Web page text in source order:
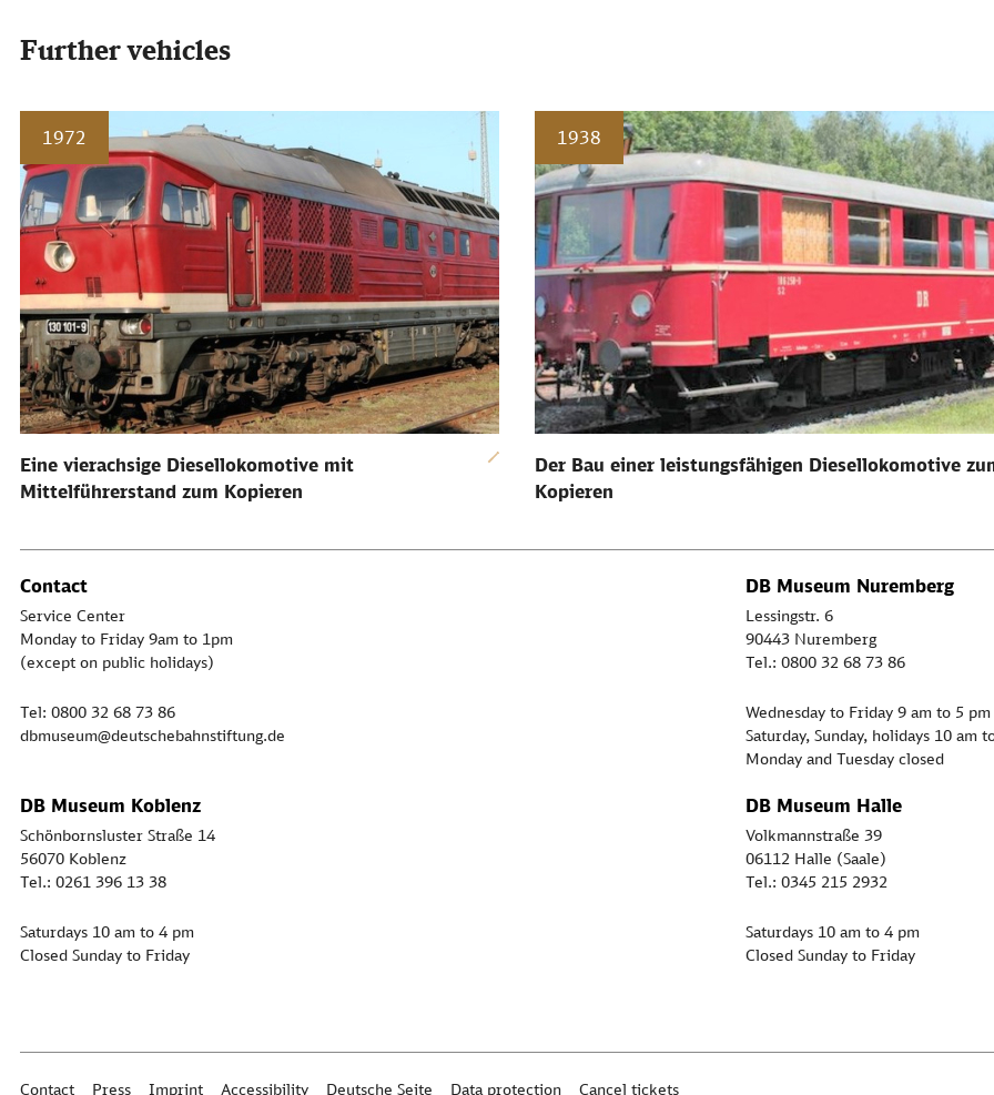
Further vehicles
1972
Eine vierachsige Diesellokomotive mit
Mittelführerstand zum Kopieren
1938
Der Bau einer leistungsfähigen Diesellokomotive
Kopieren
Contact
Service Center
Monday to Friday 9am to 1pm
(except on public holidays)
Tel: 0800 32 68 73 86
dbmuseum@deutschebahnstiftung.de
DB Museum Nuremberg
Lessingstr. 6
90443 Nuremberg
Tel.: 0800 32 68 73 86
Wednesday to Friday 9 am to 5 pm
Saturday, Sunday, holidays 10 am
Monday and Tuesday closed
DB Museum Koblenz
Schönbornsluster Straße 14
56070 Koblenz
Tel.: 0261 396 13 38
Saturdays 10 am to 4 pm
Closed Sunday to Friday
DB Museum Halle
Volkmannstraße 39
06112 Halle (Saale)
Tel.: 0345 215 2932
Saturdays 10 am to 4 pm
Closed Sunday to Friday
Contact Press Data protection
Imprint Accessibility Deutsche Seite Cancel tickets